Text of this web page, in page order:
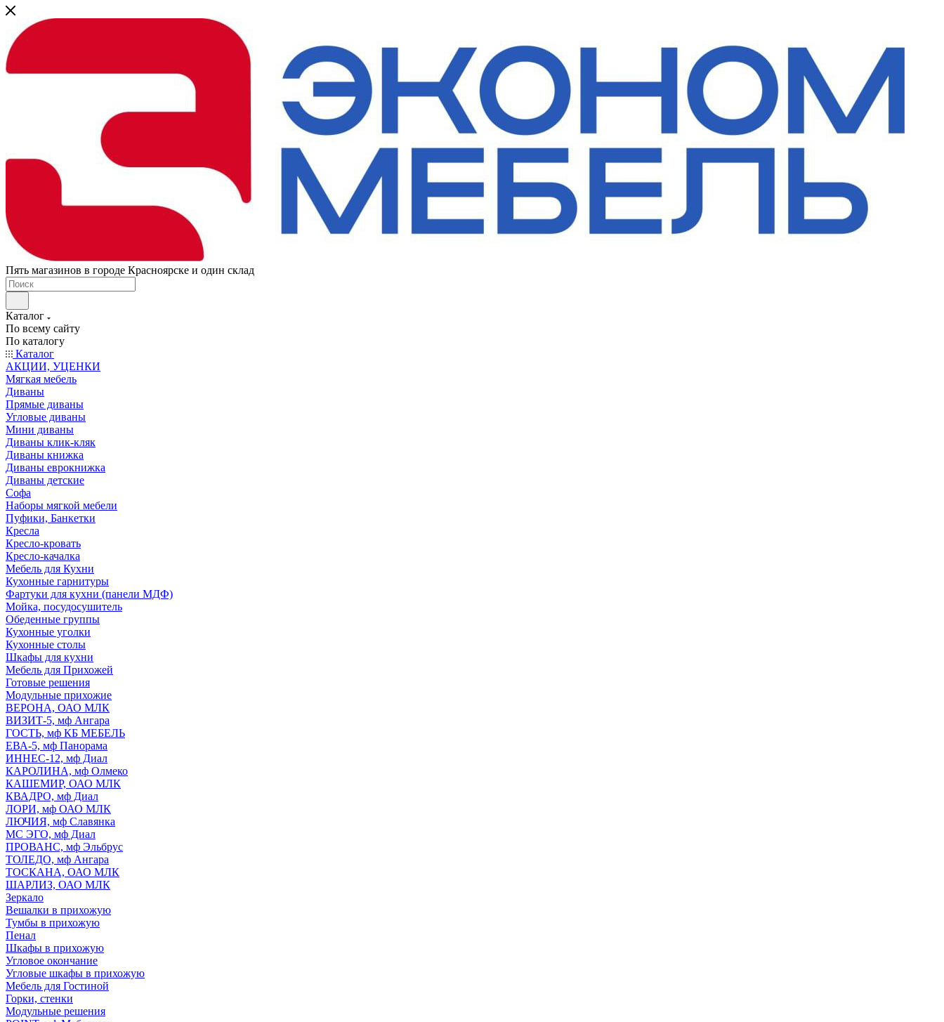
Пять магазинов в городе Красноярске и один склад
Каталог
По всему сайту
По каталогу
Каталог
АКЦИИ, УЦЕНКИ
Мягкая мебель
Диваны
Прямые диваны
Угловые диваны
Мини диваны
Диваны клик-кляк
Диваны книжка
Диваны еврокнижка
Диваны детские
Софа
Наборы мягкой мебели
Пуфики, Банкетки
Кресла
Кресло-кровать
Кресло-качалка
Мебель для Кухни
Кухонные гарнитуры
Фартуки для кухни (панели МДФ)
Мойка, посудосушитель
Обеденные группы
Кухонные уголки
Кухонные столы
Шкафы для кухни
Мебель для Прихожей
Готовые решения
Модульные прихожие
ВЕРОНА, ОАО МЛК
ВИЗИТ-5, мф Ангара
ГОСТЬ, мф КБ МЕБЕЛЬ
ЕВА-5, мф Панорама
ИННЕС-12, мф Диал
КАРОЛИНА, мф Олмеко
КАШЕМИР, ОАО МЛК
КВАДРО, мф Диал
ЛОРИ, мф ОАО МЛК
ЛЮЧИЯ, мф Славянка
МС ЭГО, мф Диал
ПРОВАНС, мф Эльбрус
ТОЛЕДО, мф Ангара
ТОСКАНА, ОАО МЛК
ШАРЛИЗ, ОАО МЛК
Зеркало
Вешалки в прихожую
Тумбы в прихожую
Пенал
Шкафы в прихожую
Угловое окончание
Угловые шкафы в прихожую
Мебель для Гостиной
Горки, стенки
Модульные решения